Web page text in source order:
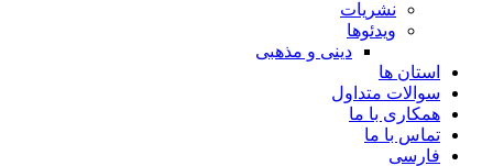
نشریات
ویدئوها
دینی و مذهبی
استان ها
سوالات متداول
همکاری با ما
تماس با ما
فارسی